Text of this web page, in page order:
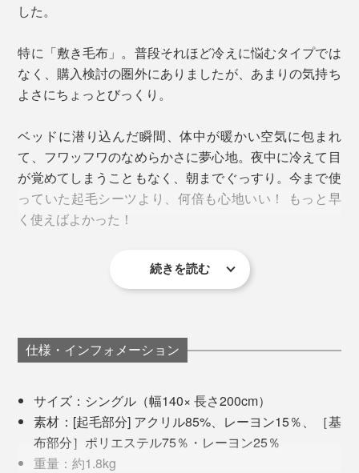
写真左から「ベージュ」、「シルバー」、「オーロラブラウン」
「オーロラブラウン」は、染料液に浸すのではくスプレ
ー式染色法を採用することで、リアルファー並みの立体
した。
特に「敷き毛布」。普段それほど冷えに悩むタイプでは
なく、購入検討の圏外にありましたが、あまりの気持ち
よさにちょっとびっくり。
ベッドに潜り込んだ瞬間、体中が暖かい空気に包まれ
て、フワッフワのなめらかさに夢心地。夜中に冷えて目
が覚めてしまうこともなく、朝までぐっすり。今まで使
っていた起毛シーツより、何倍も心地いい！ もっと早
く使えばよかった！
続きを読む
仕様・インフォメーション
サイズ：シングル（幅140× 長さ200cm）
素材：[起毛部分] アクリル85%、レーヨン15％、［基
布部分］ポリエステル75％・レーヨン25％
重量：約1.8kg